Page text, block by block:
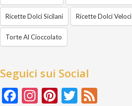
Ricette Dolci Sicilani Ricette Dolci Veloci
Torte Al Cioccolato
Seguici sui Social
Facebook
Instagram
Pinterest
Twitter